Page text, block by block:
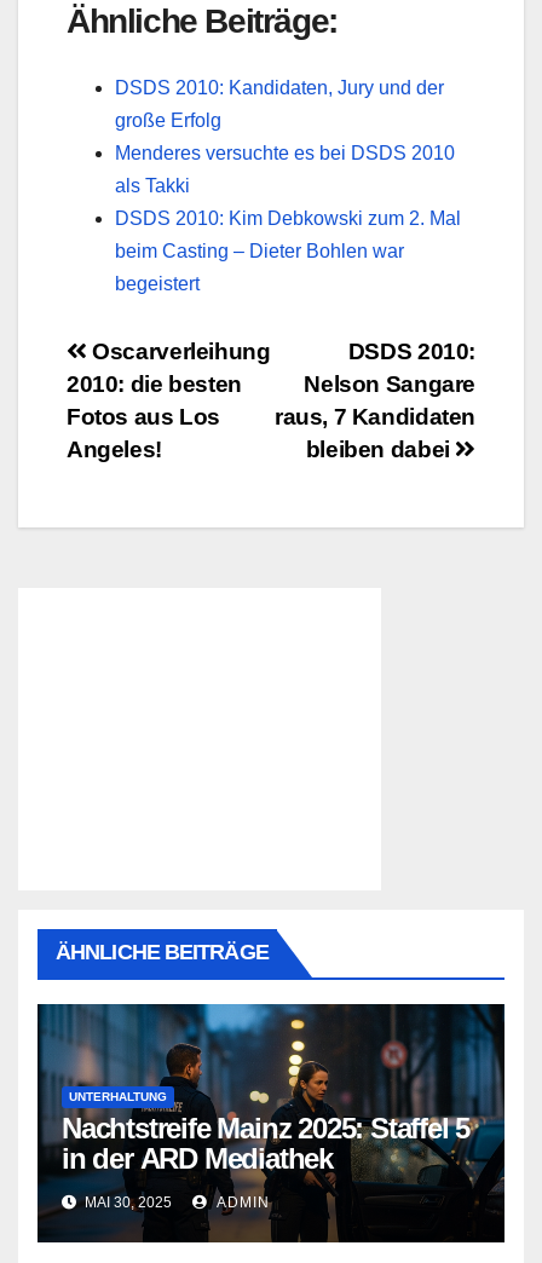
Ähnliche Beiträge:
DSDS 2010: Kandidaten, Jury und der
große Erfolg
Menderes versuchte es bei DSDS 2010
als Takki
DSDS 2010: Kim Debkowski zum 2. Mal
beim Casting – Dieter Bohlen war
begeistert
BeitragsnavigationDSDS 2010:
Nelson Sangare
raus, 7 Kandidaten
bleiben dabei
Oscarverleihung
2010: die besten
Fotos aus Los
Angeles!
ÄHNLICHE BEITRÄGE
UNTERHALTUNG
Nachtstreife Mainz 2025: Staffel 5
in der ARD Mediathek
MAI 30, 2025 ADMIN